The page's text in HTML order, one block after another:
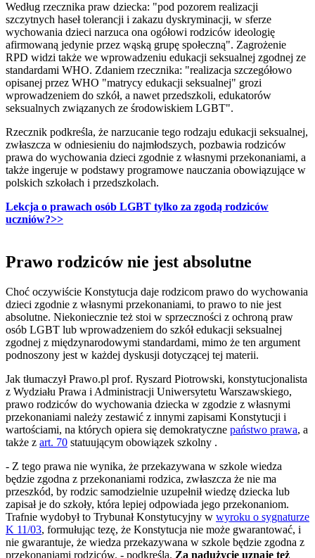
Według rzecznika praw dziecka: "pod pozorem realizacji
szczytnych haseł tolerancji i zakazu dyskryminacji, w sferze
wychowania dzieci narzuca ona ogółowi rodziców ideologię
afirmowaną jedynie przez wąską grupę społeczną". Zagrożenie
RPD widzi także we wprowadzeniu edukacji seksualnej zgodnej ze
standardami WHO. Zdaniem rzecznika: "realizacja szczegółowo
opisanej przez WHO "matrycy edukacji seksualnej" grozi
wprowadzeniem do szkół, a nawet przedszkoli, edukatorów
seksualnych związanych ze środowiskiem LGBT".
Rzecznik podkreśla, że narzucanie tego rodzaju edukacji seksualnej,
zwłaszcza w odniesieniu do najmłodszych, pozbawia rodziców
prawa do wychowania dzieci zgodnie z własnymi przekonaniami, a
także ingeruje w podstawy programowe nauczania obowiązujące w
polskich szkołach i przedszkolach.
Lekcja o prawach osób LGBT tylko za zgodą rodziców
uczniów?>>
Prawo rodziców nie jest absolutne
Choć oczywiście Konstytucja daje rodzicom prawo do wychowania
dzieci zgodnie z własnymi przekonaniami, to prawo to nie jest
absolutne. Niekoniecznie też stoi w sprzeczności z ochroną praw
osób LGBT lub wprowadzeniem do szkół edukacji seksualnej
zgodnej z międzynarodowymi standardami, mimo że ten argument
podnoszony jest w każdej dyskusji dotyczącej tej materii.
Jak tłumaczył Prawo.pl prof. Ryszard Piotrowski, konstytucjonalista
z Wydziału Prawa i Administracji Uniwersytetu Warszawskiego,
prawo rodziców do wychowania dziecka w zgodzie z własnymi
przekonaniami należy zestawić z innymi zapisami Konstytucji i
wartościami, na których opiera się demokratyczne państwo prawa, a
także z art. 70 statuującym obowiązek szkolny .
- Z tego prawa nie wynika, że przekazywana w szkole wiedza
będzie zgodna z przekonaniami rodzica, zwłaszcza że nie ma
przeszkód, by rodzic samodzielnie uzupełnił wiedzę dziecka lub
zapisał je do szkoły, która lepiej odpowiada jego przekonaniom.
Trafnie wydobył to Trybunał Konstytucyjny w wyroku o sygnaturze
K 11/03, formułując tezę, że Konstytucja nie może gwarantować, i
nie gwarantuje, że wiedza przekazywana w szkole będzie zgodna z
przekonaniami rodziców. - podkreśla. Za nadużycie uznaje też